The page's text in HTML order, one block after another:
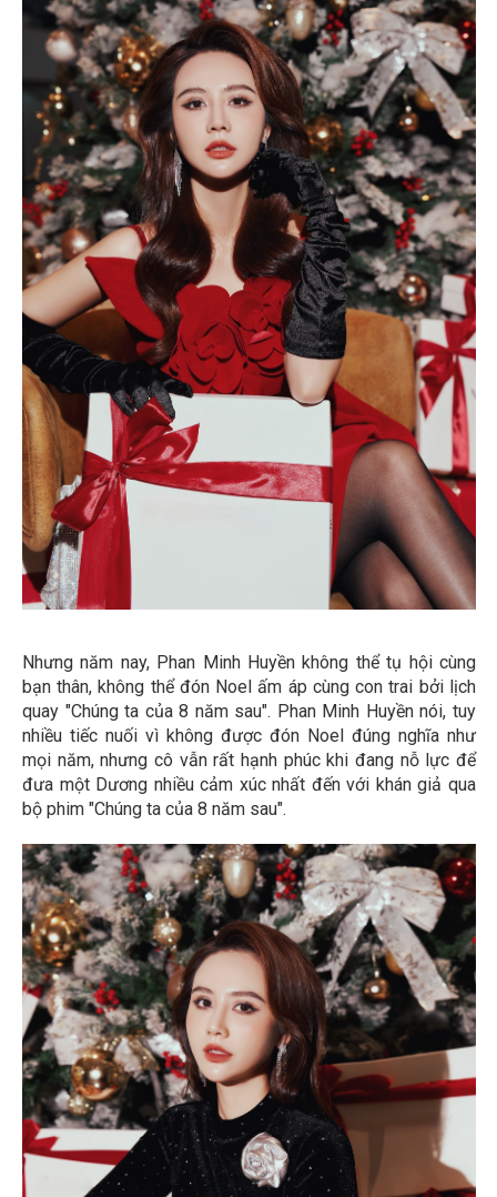
Nhưng năm nay, Phan Minh Huyền không thể tụ hội cùng
bạn thân, không thể đón Noel ấm áp cùng con trai bởi lịch
quay "Chúng ta của 8 năm sau". Phan Minh Huyền nói, tuy
nhiều tiếc nuối vì không được đón Noel đúng nghĩa như
mọi năm, nhưng cô vẫn rất hạnh phúc khi đang nỗ lực để
đưa một Dương nhiều cảm xúc nhất đến với khán giả qua
bộ phim "Chúng ta của 8 năm sau".